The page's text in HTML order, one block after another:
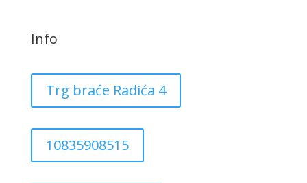
Info
Trg braće Radića 4
10835908515